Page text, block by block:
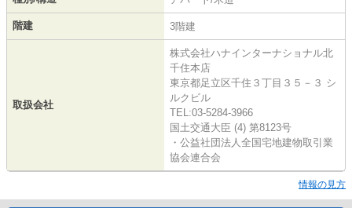
階建 3階建
取扱会社
株式会社ハナインターナショナル北
千住本店
東京都足立区千住３丁目３５－３ シ
ルクビル
TEL:03-5284-3966
国土交通大臣 (4) 第8123号
・公益社団法人全国宅地建物取引業
協会連合会
情報の見方